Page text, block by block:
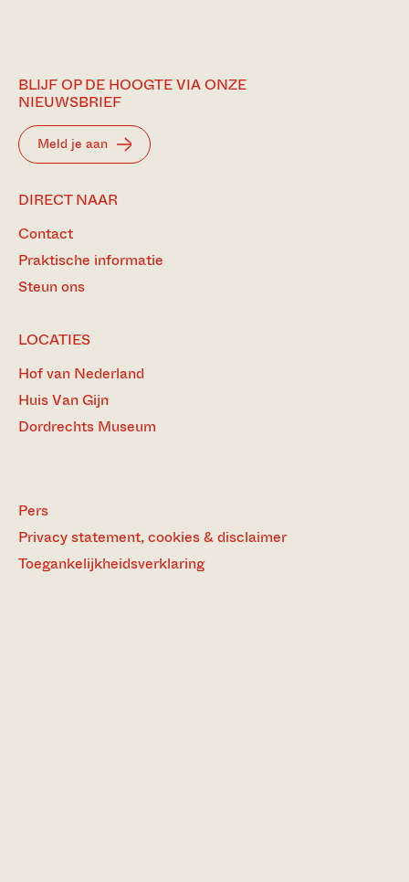
BLIJF OP DE HOOGTE VIA ONZE
NIEUWSBRIEF
Meld je aan
DIRECT NAAR
Contact
Praktische informatie
Steun ons
LOCATIES
Hof van Nederland
Huis Van Gijn
Dordrechts Museum
Pers
Privacy statement, cookies & disclaimer
Toegankelijkheidsverklaring